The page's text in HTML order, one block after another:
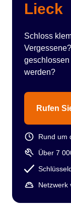
Lieck
Schloss
werden?
Rufen
Rund um
Über 7
Netzwerk